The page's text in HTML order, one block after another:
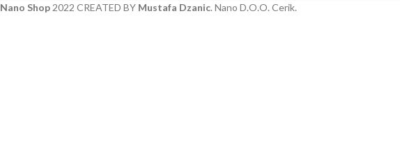
Nano Shop 2022 CREATED BY Mustafa Dzanic. Nano D.O.O. Cerik.